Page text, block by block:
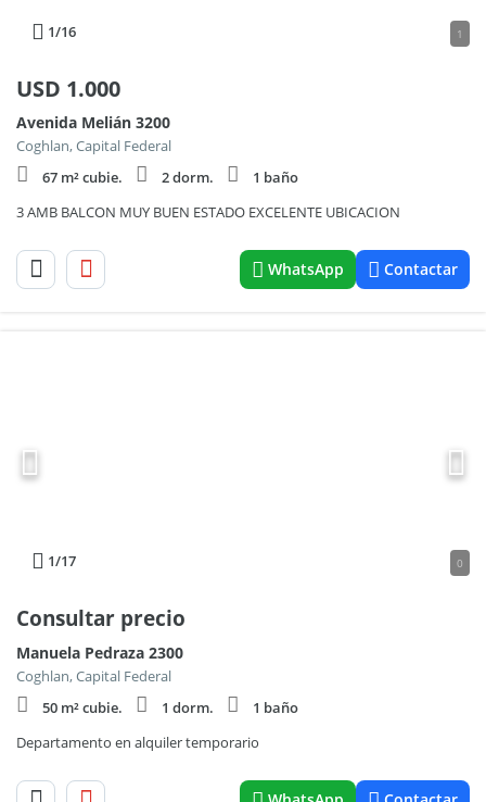
1/16 1
USD 1.000
Avenida Melián 3200
Coghlan, Capital Federal
67 m² cubie.
2 dorm.
1 baño
3 AMB BALCON MUY BUEN ESTADO EXCELENTE UBICACION
WhatsApp Contactar
1/17 0
Consultar precio
Manuela Pedraza 2300
Coghlan, Capital Federal
50 m² cubie.
1 dorm.
1 baño
Departamento en alquiler temporario